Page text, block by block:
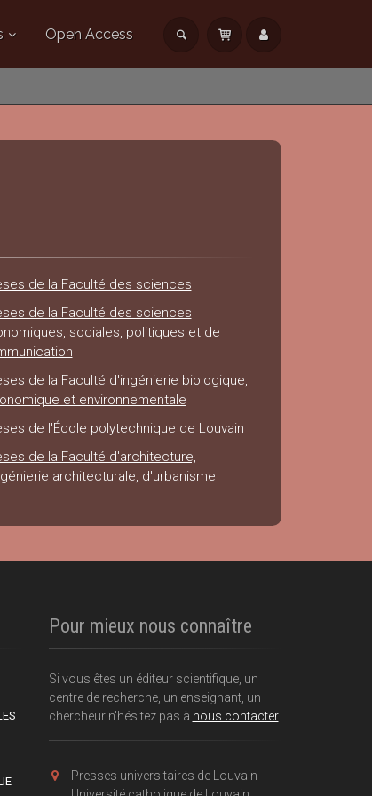
Open Access
de la Faculté des sciences
de la Faculté des sciences
sociales, politiques et de
de la Faculté d'ingénierie biologique,
et environnementale
de l'École polytechnique de Louvain
de la Faculté d'architecture,
architecturale, d'urbanisme
Pour mieux nous connaître
Si vous êtes un éditeur scientifique, un
centre de recherche, un enseignant, un
chercheur n'hésitez pas à nous contacter
Presses universitaires de Louvain